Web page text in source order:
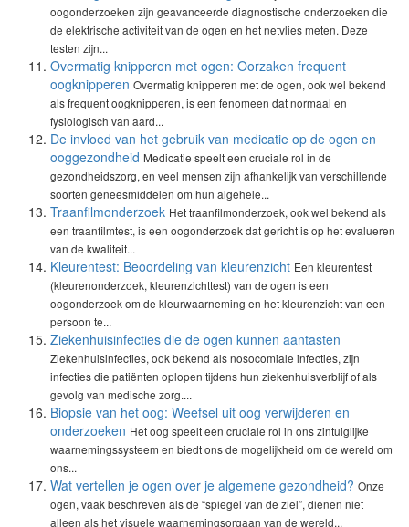
oogonderzoeken zijn geavanceerde diagnostische onderzoeken die
de elektrische activiteit van de ogen en het netvlies meten. Deze
testen zijn...
Overmatig knipperen met ogen: Oorzaken frequent
oogknipperen Overmatig knipperen met de ogen, ook wel bekend
als frequent oogknipperen, is een fenomeen dat normaal en
fysiologisch van aard...
De invloed van het gebruik van medicatie op de ogen en
ooggezondheid Medicatie speelt een cruciale rol in de
gezondheidszorg, en veel mensen zijn afhankelijk van verschillende
soorten geneesmiddelen om hun algehele...
Traanfilmonderzoek Het traanfilmonderzoek, ook wel bekend als
een traanfilmtest, is een oogonderzoek dat gericht is op het evalueren
van de kwaliteit...
Kleurentest: Beoordeling van kleurenzicht Een kleurentest
(kleurenonderzoek, kleurenzichttest) van de ogen is een
oogonderzoek om de kleurwaarneming en het kleurenzicht van een
persoon te...
Ziekenhuisinfecties die de ogen kunnen aantasten
Ziekenhuisinfecties, ook bekend als nosocomiale infecties, zijn
infecties die patiënten oplopen tijdens hun ziekenhuisverblijf of als
gevolg van medische zorg....
Biopsie van het oog: Weefsel uit oog verwijderen en
onderzoeken Het oog speelt een cruciale rol in ons zintuiglijke
waarnemingssysteem en biedt ons de mogelijkheid om de wereld om
ons...
Wat vertellen je ogen over je algemene gezondheid? Onze
ogen, vaak beschreven als de “spiegel van de ziel”, dienen niet
alleen als het visuele waarnemingsorgaan van de wereld...